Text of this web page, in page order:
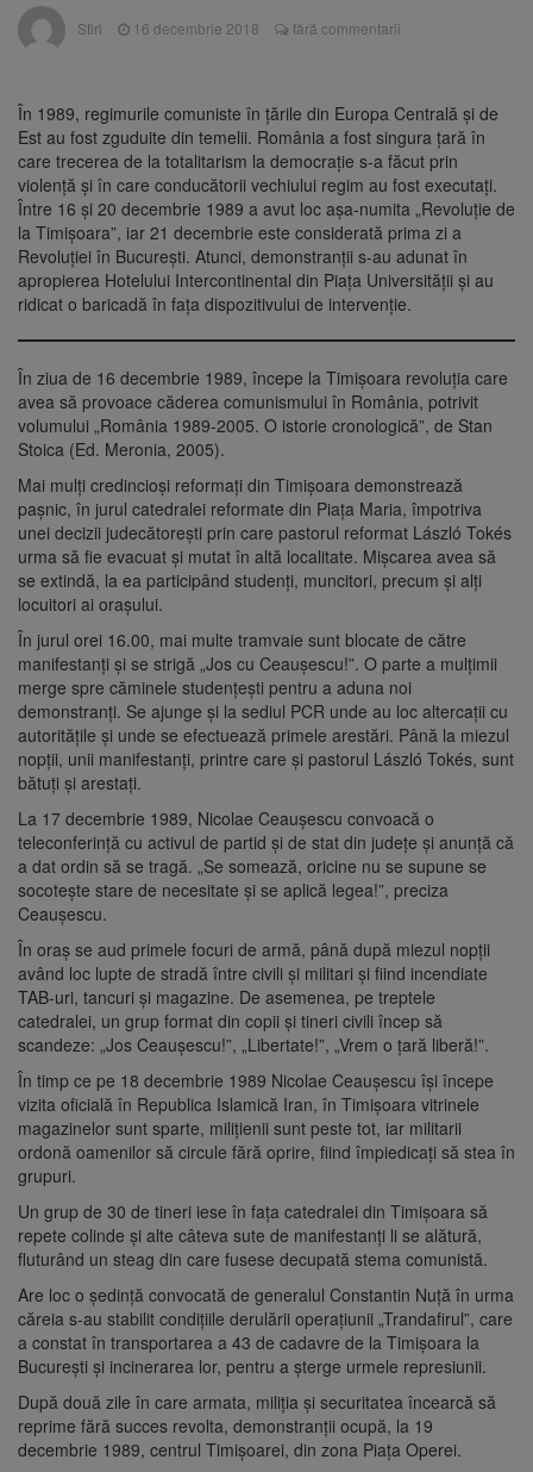
9 august 2026
propriul record mondial. Betty Bromage a
zburat din nou pe aripa unui avion
9 august 2026
Avocații fraților Andrew și
Tristan Tate cer eliberarea lor pe cauțiune în
SUA
8 august 2026
Se schimbă examenul de
medic specialist. Subiecte unice în toată țara,
aceeași oră și același barem
9 august 2026
Se schimbă regulile pentru
capsulele de cafea și ambalajele de unică
folosință. Noul regulament UE se aplică din 12
Stiri 16 decembrie 2018 fără commentarii
În 1989, regimurile comuniste în ţările din Europa Centrală şi de
Est au fost zguduite din temelii. România a fost singura ţară în
care trecerea de la totalitarism la democraţie s-a făcut prin
violenţă şi în care conducătorii vechiului regim au fost executaţi.
Între 16 şi 20 decembrie 1989 a avut loc aşa-numita „Revoluţie de
la Timişoara”, iar 21 decembrie este considerată prima zi a
Revoluţiei în Bucureşti. Atunci, demonstranţii s-au adunat în
apropierea Hotelului Intercontinental din Piaţa Universităţii şi au
ridicat o baricadă în faţa dispozitivului de intervenţie.
În ziua de 16 decembrie 1989, începe la Timişoara revoluţia care
avea să provoace căderea comunismului în România, potrivit
volumului „România 1989-2005. O istorie cronologică”, de Stan
Stoica (Ed. Meronia, 2005).
Mai mulţi credincioşi reformaţi din Timişoara demonstrează
paşnic, în jurul catedralei reformate din Piaţa Maria, împotriva
unei decizii judecătoreşti prin care pastorul reformat László Tokés
urma să fie evacuat şi mutat în altă localitate. Mişcarea avea să
se extindă, la ea participând studenţi, muncitori, precum şi alţi
locuitori ai oraşului.
În jurul orei 16.00, mai multe tramvaie sunt blocate de către
manifestanţi şi se strigă „Jos cu Ceauşescu!”. O parte a mulţimii
merge spre căminele studenţeşti pentru a aduna noi
demonstranţi. Se ajunge şi la sediul PCR unde au loc altercaţii cu
autorităţile şi unde se efectuează primele arestări. Până la miezul
nopţii, unii manifestanţi, printre care şi pastorul László Tokés, sunt
bătuţi şi arestaţi.
La 17 decembrie 1989, Nicolae Ceauşescu convoacă o
teleconferinţă cu activul de partid şi de stat din judeţe şi anunţă că
a dat ordin să se tragă. „Se somează, oricine nu se supune se
socoteşte stare de necesitate şi se aplică legea!”, preciza
Ceauşescu.
În oraş se aud primele focuri de armă, până după miezul nopţii
având loc lupte de stradă între civili şi militari şi fiind incendiate
TAB-uri, tancuri şi magazine. De asemenea, pe treptele
catedralei, un grup format din copii şi tineri civili încep să
scandeze: „Jos Ceauşescu!”, „Libertate!”, „Vrem o ţară liberă!”.
În timp ce pe 18 decembrie 1989 Nicolae Ceauşescu îşi începe
vizita oficială în Republica Islamică Iran, în Timişoara vitrinele
magazinelor sunt sparte, miliţienii sunt peste tot, iar militarii
ordonă oamenilor să circule fără oprire, fiind împiedicaţi să stea în
grupuri.
Un grup de 30 de tineri iese în faţa catedralei din Timişoara să
repete colinde şi alte câteva sute de manifestanţi li se alătură,
fluturând un steag din care fusese decupată stema comunistă.
Are loc o şedinţă convocată de generalul Constantin Nuţă în urma
căreia s-au stabilit condiţiile derulării operaţiunii „Trandafirul”, care
a constat în transportarea a 43 de cadavre de la Timişoara la
Bucureşti şi incinerarea lor, pentru a şterge urmele represiunii.
După două zile în care armata, miliţia şi securitatea încearcă să
reprime fără succes revolta, demonstranţii ocupă, la 19
decembrie 1989, centrul Timişoarei, din zona Piaţa Operei.